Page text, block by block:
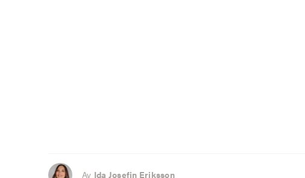
Av Ida Josefin Eriksson